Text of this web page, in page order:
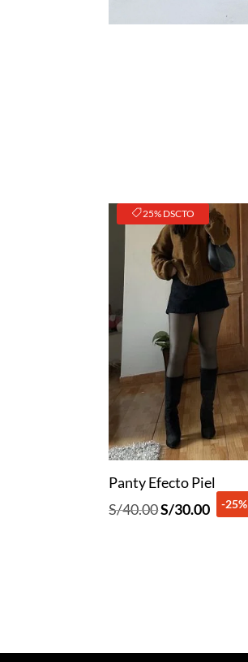
25% DSCTO
Panty Efecto Piel
S/40.00El
S/30.00El-25%